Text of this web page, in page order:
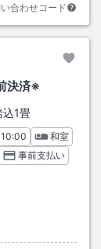
合わせコード
決済※
込1畳
ェックアウト
10:00
和室
事前支払い